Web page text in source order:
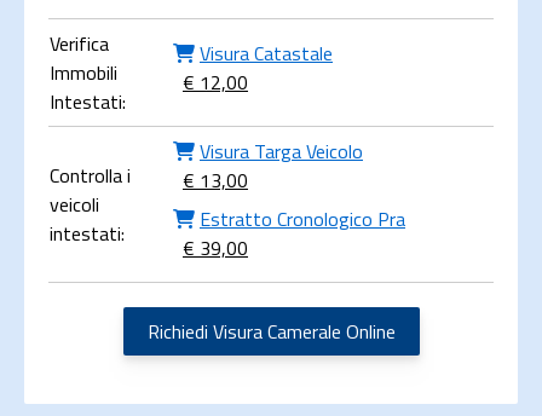
Verifica
Immobili
Intestati:
Visura Catastale
€ 12,00
Controlla i
veicoli
intestati:
Visura Targa Veicolo
€ 13,00
Estratto Cronologico Pra
€ 39,00
Richiedi Visura Camerale Online